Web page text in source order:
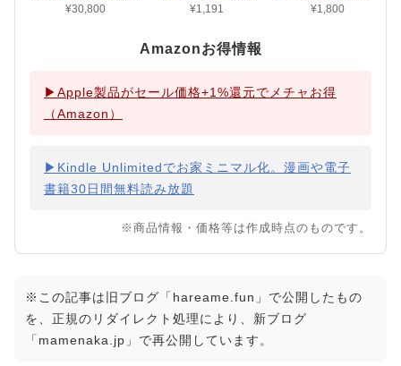
¥30,800
¥1,191
¥1,800
Amazonお得情報
▶Apple製品がセール価格+1%還元でメチャお得
（Amazon）
▶Kindle Unlimitedでお家ミニマル化。漫画や電子
書籍30日間無料読み放題
※商品情報・価格等は作成時点のものです。
※この記事は旧ブログ「hareame.fun」で公開したもの
を、正規のリダイレクト処理により、新ブログ
「mamenaka.jp」で再公開しています。